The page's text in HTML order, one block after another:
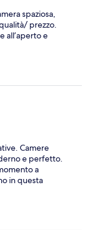
spaziosa,
prezzo.
all’aperto e
Camere
e perfetto.
a
in questa